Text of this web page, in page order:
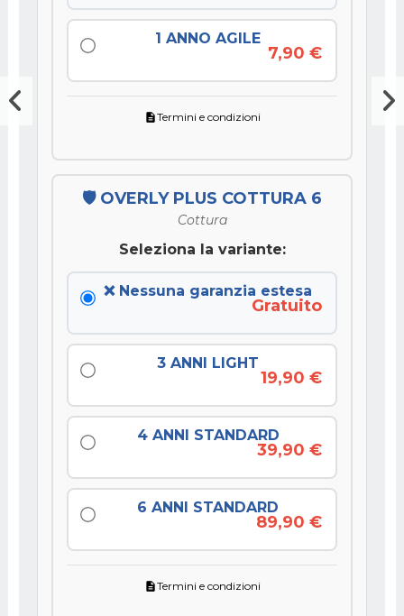
1 ANNO AGILE
7,90 €
descriptionTermini e condizioni
🛡️ OVERLY PLUS COTTURA 6
Cottura
Seleziona la variante:
❌ Nessuna garanzia estesa
Gratuito
3 ANNI LIGHT
19,90 €
4 ANNI STANDARD
39,90 €
6 ANNI STANDARD
89,90 €
descriptionTermini e condizioni